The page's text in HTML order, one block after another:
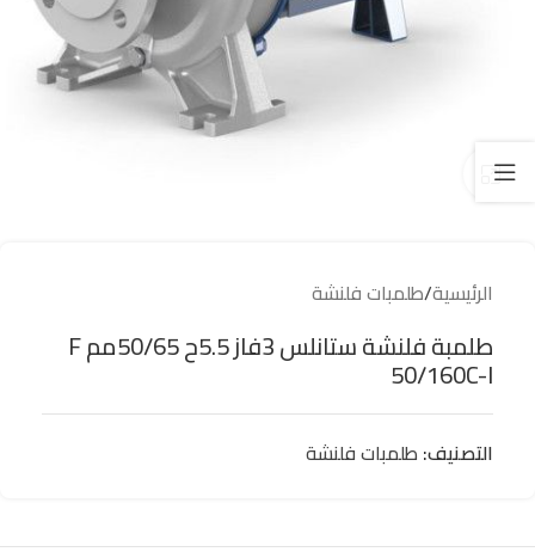
الرئيسية/طلمبات فلنشة
طلمبة فلنشة ستانلس 3فاز 5.5ح 50/65مم F
50/160C-I
التصنيف: طلمبات فلنشة